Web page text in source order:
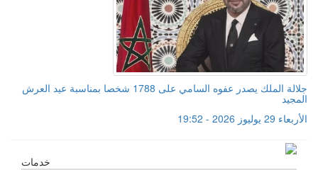
جلالة الملك يصدر عفوه السامي على 1788 شخصا بمناسبة عيد العرش
المجيد
الأربعاء 29 يوليوز 2026 - 19:52
خدمات